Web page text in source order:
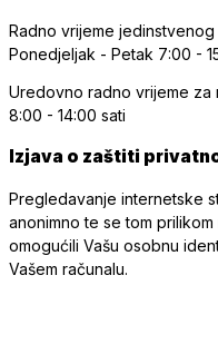
Radno vrijeme
Ponedjeljak - Petak 7:00 -
Uredovno radno vrijeme za
8:00 - 14:00 sati
Izjava o zaštiti
Pregledavanje internetske
anonimno te se tom
omogućili Vašu osobnu
Vašem računalu.